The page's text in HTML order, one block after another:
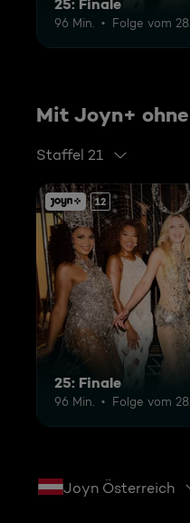
96 Min. Folge vom
Mit Joyn+
Staffel 21
12
25: Finale
96 Min. Folge vom
Joyn Österreich